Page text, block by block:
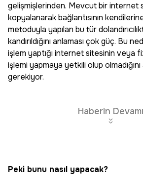
gelişmişlerinden. Mevcut bir internet
kopyalanarak bağlantısının
metoduyla yapılan bu tür
kandırıldığını anlaması çok güç. Bu
işlem yaptığı internet sitesinin veya
işlemi yapmaya yetkili olup olmadığını
gerekiyor.
Haberin Devamı
Peki bunu nasıl yapacak?